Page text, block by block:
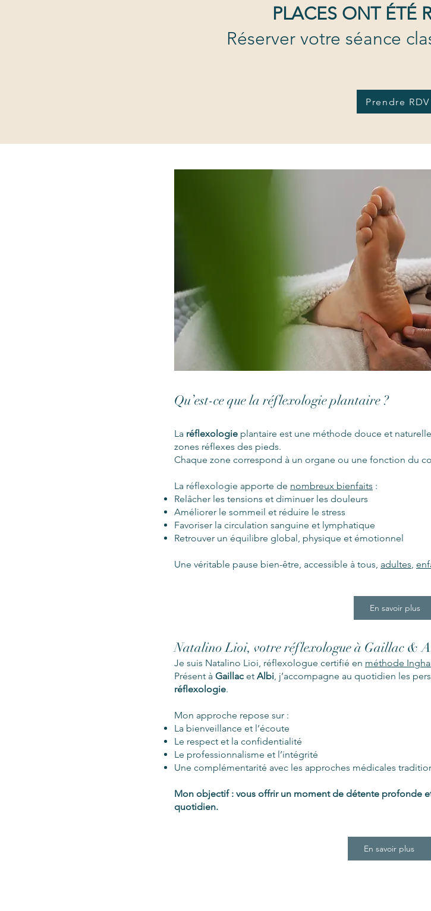
PLACES ONT ÉTÉ
Réserver votre séance
Prendre RDV
Qu’est-ce que la réflexologie plantaire ?
La réflexologie plantaire est une méthode douce et
zones réflexes des pieds.
Chaque zone correspond à un organe ou une fonction du
La réflexologie apporte de nombreux bienfaits :
Relâcher les tensions et diminuer les douleurs
Améliorer le sommeil et réduire le stress
Favoriser la circulation sanguine et lymphatique
Retrouver un équilibre global, physique et émotionnel
Une véritable pause bien-être, accessible à tous, adultes,
En savoir plus
Natalino Lioi, votre réflexologue à Gaillac &
Je suis Natalino Lioi, réflexologue certifié en méthode
Présent à Gaillac et Albi, j’accompagne au quotidien les
réflexologie.
Mon approche repose sur :
La bienveillance et l’écoute
Le respect et la confidentialité
Le professionnalisme et l’intégrité
Une complémentarité avec les approches médicales
Mon objectif : vous offrir un moment de détente profonde
quotidien.
En savoir plus